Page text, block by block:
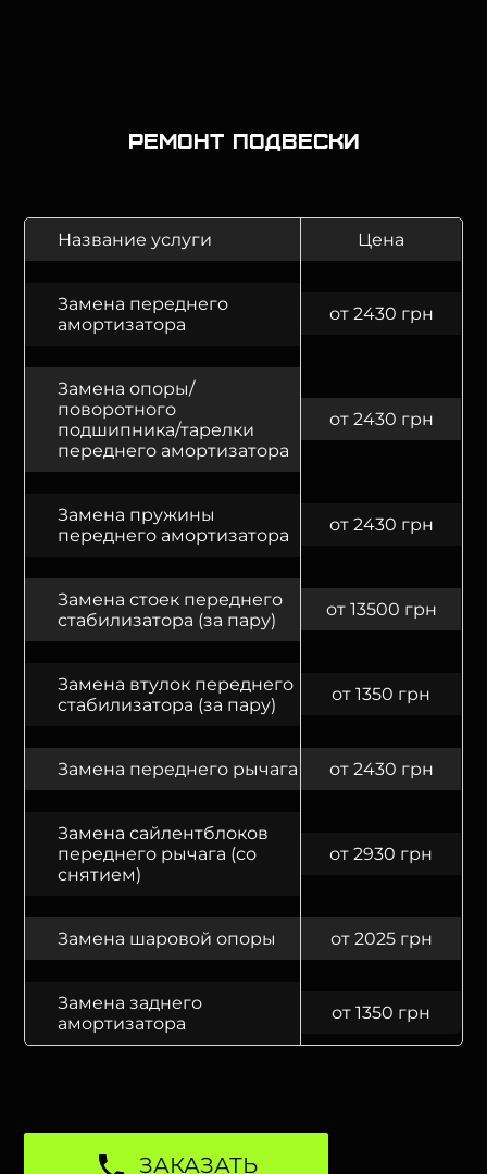
Ремонт подвески
Название услуги Цена
Замена переднего
амортизатора
от 2430 грн
Замена опоры/
поворотного
подшипника/тарелки
переднего амортизатора
от 2430 грн
Замена пружины
переднего амортизатора
от 2430 грн
Замена стоек переднего
стабилизатора (за пару)
от 13500 грн
Замена втулок переднего
стабилизатора (за пару)
от 1350 грн
Замена переднего рычага от 2430 грн
Замена сайлентблоков
переднего рычага (со
снятием)
от 2930 грн
Замена шаровой опоры от 2025 грн
Замена заднего
амортизатора
от 1350 грн
ЗАКАЗАТЬ